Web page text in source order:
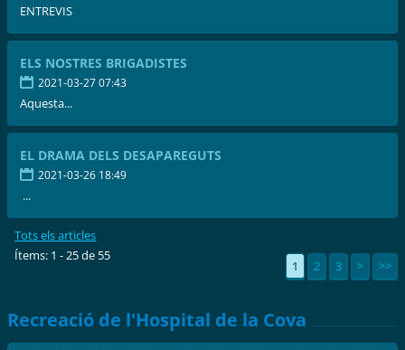
ENTREVIS
ELS NOSTRES BRIGADISTES
2021-03-27 07:43
Aquesta...
EL DRAMA DELS DESAPAREGUTS
2021-03-26 18:49
...
Tots els articles
Ítems: 1 - 25 de 55
1 2 3 > >>
Recreació de l'Hospital de la Cova